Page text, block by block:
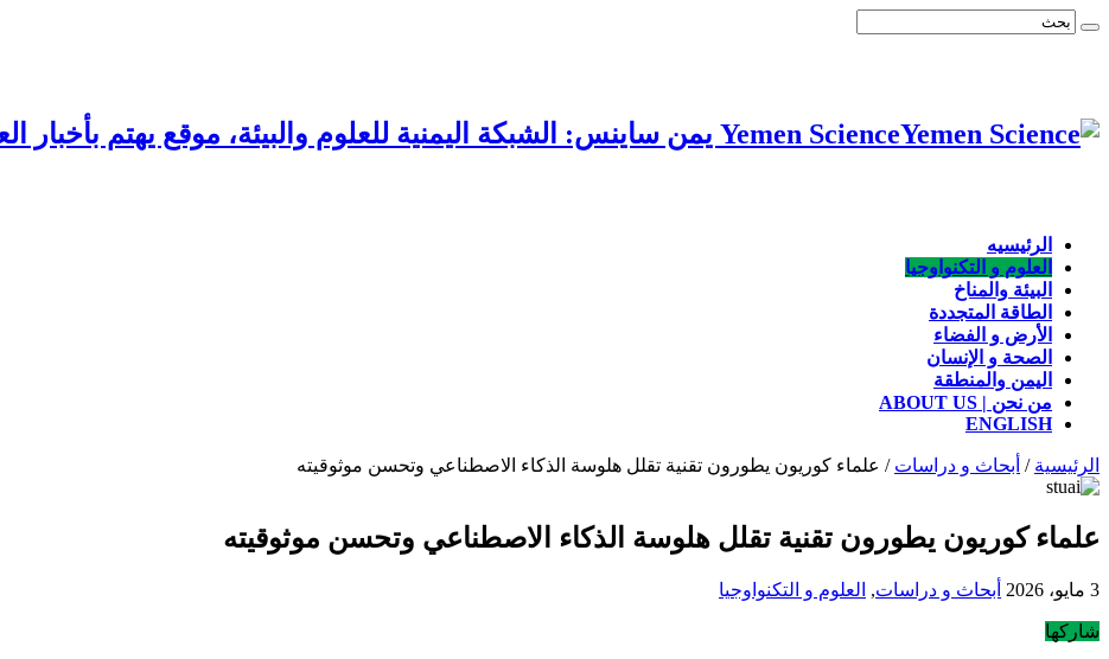
Yemen Science يمن ساينس: الشبكة اليمنية للعلوم والبيئة، موقع يهتم بأخبار العلوم والتكنولوجيا والصحة والبيئة والسكان
الرئيسيه
العلوم و التكنواوجيا
البيئة والمناخ
الطاقة المتجددة
الأرض و الفضاء
الصحة و الإنسان
اليمن والمنطقة
من نحن | ABOUT US
ENGLISH
الرئيسية / أبحاث و دراسات / علماء كوريون يطورون تقنية تقلل هلوسة الذكاء الاصطناعي وتحسن موثوقيته
علماء كوريون يطورون تقنية تقلل هلوسة الذكاء الاصطناعي وتحسن موثوقيته
3 مايو، 2026 أبحاث و دراسات, العلوم و التكنواوجيا
شاركها